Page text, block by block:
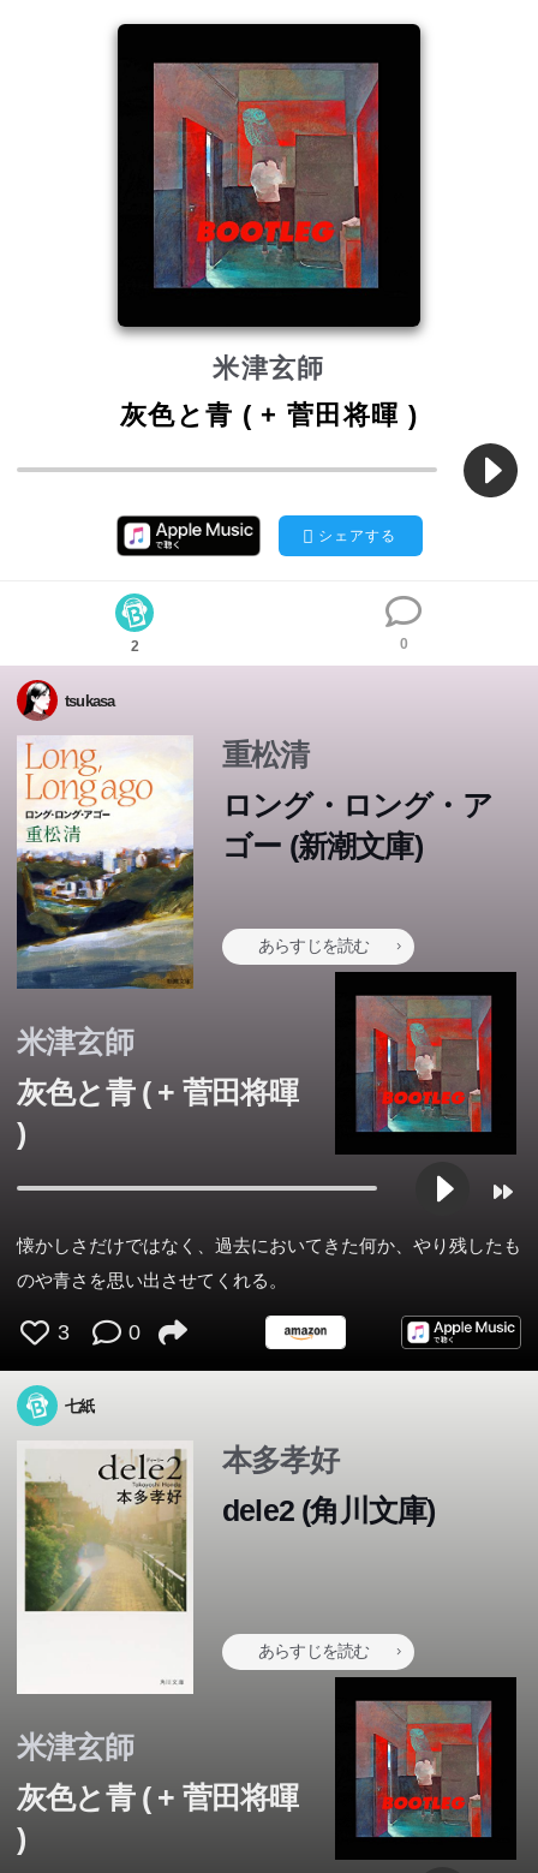
米津玄師
灰色と青 ( + 菅田将暉 )
シェアする
2 0
tsukasa
重松清
ロング・ロング・ア
ゴー (新潮文庫)
あらすじを読む
最後まで誇り高かったクラスの女王さま。親戚中の嫌われ
なになって思いだす初恋の相手。そして、子どもの頃のイ
タい自分。あの頃から時は流れ、私たちはこんなにも遠く
離れてしまった。でも、信じている。いつかまた、もう一
度会えるよね―。「こんなはずじゃなかった人生」に訪れ
た、小さな奇跡を描く六つの物語。
米津玄師
灰色と青 ( + 菅田将暉
)
懐かしさだけではなく、過去においてきた何か、やり残したも
のや青さを思い出させてくれる。
3 0
七紙
本多孝好
dele2 (角川文庫)
あらすじを読む
ます。
米津玄師
灰色と青 ( + 菅田将暉
)